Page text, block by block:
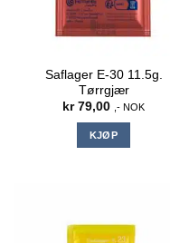
Saflager E-30 11.5g.
Tørrgjær
kr79,00 ,- NOK
KJØP